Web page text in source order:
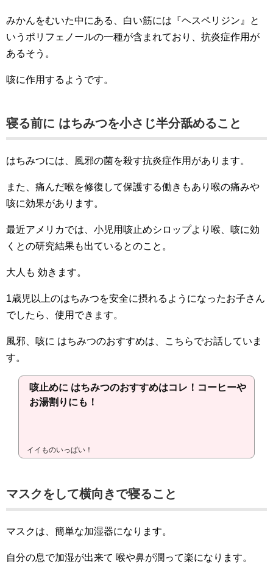
みかんをむいた中にある、白い筋には『ヘスペリジン』と
いうポリフェノールの一種が含まれており、抗炎症作用が
あるそう。
咳に作用するようです。
寝る前に はちみつを小さじ半分舐めること
はちみつには、風邪の菌を殺す抗炎症作用があります。
また、痛んだ喉を修復して保護する働きもあり喉の痛みや
咳に効果があります。
最近アメリカでは、小児用咳止めシロップより喉、咳に効
くとの研究結果も出ているとのこと。
大人も 効きます。
1歳児以上のはちみつを安全に摂れるようになったお子さん
でしたら、使用できます。
風邪、咳に はちみつのおすすめは、こちらでお話していま
す。
咳止めに はちみつのおすすめはコレ！コーヒーや
お湯割りにも！
イイものいっぱい！
マスクをして横向きで寝ること
マスクは、簡単な加湿器になります。
自分の息で加湿が出来て 喉や鼻が潤って楽になります。